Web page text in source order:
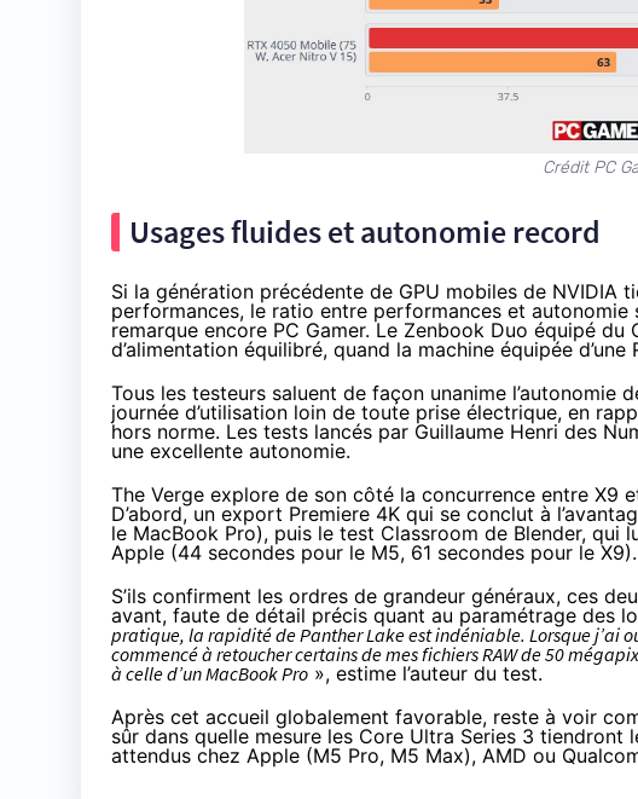
Crédit PC
Usages fluides et autonomie record
Si la génération précédente de GPU mobiles de NVIDIA
performances, le ratio entre performances et autonomie
remarque encore PC Gamer. Le Zenbook Duo équipé
d’alimentation équilibré, quand la machine équipée
Tous les testeurs saluent de façon unanime l’autonomie
journée d’utilisation loin de toute prise électrique, en
hors norme. Les tests lancés par Guillaume Henri des
une excellente autonomie.
The Verge explore de son côté la concurrence entre X9
D’abord, un export Premiere 4K qui se conclut à
le MacBook Pro), puis le test Classroom de Blender,
Apple (44 secondes pour le M5, 61 secondes pour le X9).
S’ils confirment les ordres de grandeur généraux, ces
avant, faute de détail précis quant au paramétrage des
pratique, la rapidité de Panther Lake est indéniable. Lorsque j’ai
commencé à retoucher certains de mes fichiers RAW de 50
à celle d’un MacBook Pro », estime l’auteur du test.
Après cet accueil globalement favorable, reste à voir
sûr dans quelle mesure les Core Ultra Series 3 tiendront
attendus chez Apple (M5 Pro, M5 Max), AMD ou